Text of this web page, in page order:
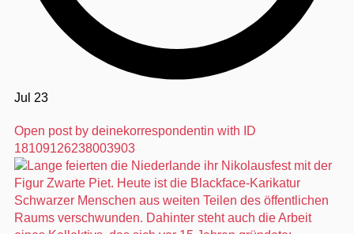
Jul 23
Open post by deinekorrespondentin with ID
18109126238003903